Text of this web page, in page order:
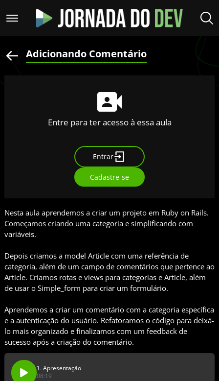
Adicionando Comentário
Entre para ter acesso à essa aula
Entrar
Cadastre-se
Nesta aula aprendemos a criar um projeto em Ruby on Rails.
Começamos criando uma categoria e simplificando com
variáveis.
Depois criamos a model Article com uma referência de
categoria, além de um campo de comentários que pertence ao
Article. Criamos rotas e views para categorias e Article, além
de usar o Simple_form para criar um formulário.
Aprendemos a criar um comentário com a categoria específica
e a autenticação do usuário. Refatoramos o código para deixá-
lo mais organizado e finalizamos com um feedback de
sucesso após a criação do comentário.
1. Apresentação
08:19